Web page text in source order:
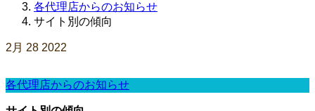
各代理店からのお知らせ
サイト別の傾向
2月 28 2022
各代理店からのお知らせ